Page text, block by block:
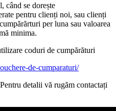
când se dorește
pentru clienți noi, sau clienți
per luna sau valoarea
minima.
coduri de cumpărături
de-cumparaturi/
detalii vă rugăm contactați